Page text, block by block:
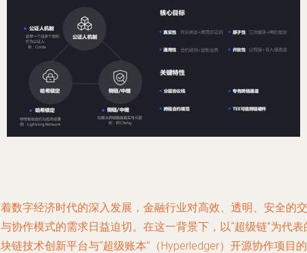
数字经济时代的深入发展，金融行业对高效、透明、安全的交
协作模式的需求日益迫切。在这一背景下，以“超级链”为代表
链技术创新平台与“超级账本”（Hyperledger）开源协作项目的